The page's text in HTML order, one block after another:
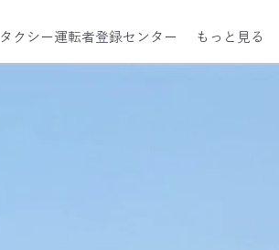
タクシー運転者登録センター もっと見る